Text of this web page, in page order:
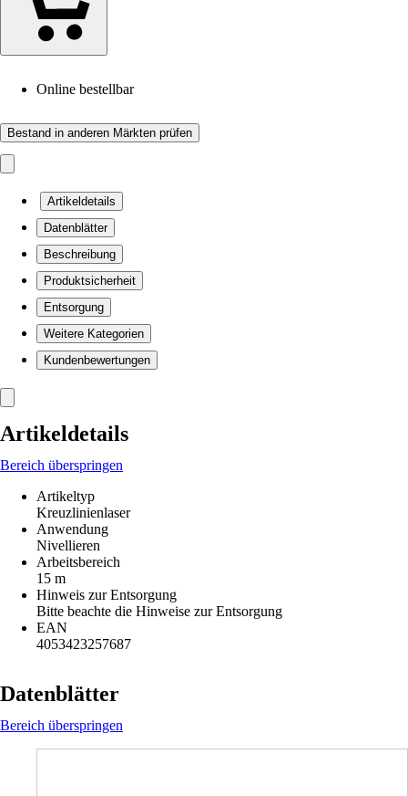
Online bestellbar
Bestand in anderen Märkten prüfen
Artikeldetails
Datenblätter
Beschreibung
Produktsicherheit
Entsorgung
Weitere Kategorien
Kundenbewertungen
Artikeldetails
Bereich überspringen
Artikeltyp
Kreuzlinienlaser
Anwendung
Nivellieren
Arbeitsbereich
15 m
Hinweis zur Entsorgung
Bitte beachte die Hinweise zur Entsorgung
EAN
4053423257687
Datenblätter
Bereich überspringen